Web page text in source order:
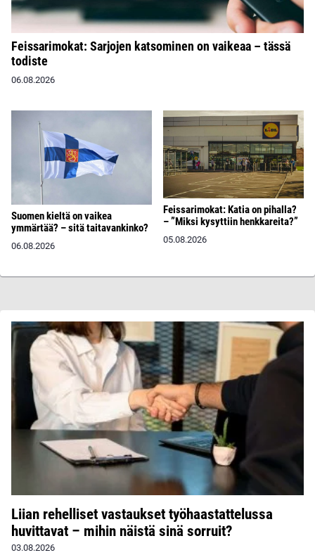
Feissarimokat: Sarjojen katsominen on vaikeaa – tässä
todiste
06.08.2026
Suomen kieltä on vaikea
ymmärtää? – sitä taitavankinko?
06.08.2026
Feissarimokat: Katia on pihalla?
– ”Miksi kysyttiin henkkareita?”
05.08.2026
Liian rehelliset vastaukset työhaastattelussa
huvittavat – mihin näistä sinä sorruit?
03.08.2026